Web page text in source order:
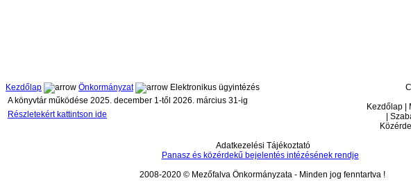
Kezdőlap
Önkormányzat
Elektronikus ügyintézés
A könyvtár működése 2025. december 1-től 2026. március 31-ig
Részletekért kattintson ide
Kezdőlap |
|
Adatkezelési Tájékoztató
Panasz és közérdekű bejelentés intézésének rendje
2008-2020 © Mezőfalva Önkormányzata - Minden jog fenntartva !